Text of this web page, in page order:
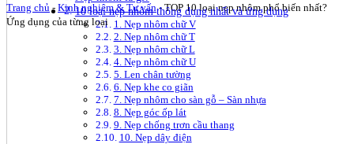
Trang chủ - Kinh nghiệm & Tư vấn-TOP 10 loại nẹp nhôm phổ biến nhất?
Ứng dụng của từng loại
10 loại nẹp nhôm thông dụng nhất và ứng dụng
1. Nẹp nhôm chữ V
2. Nẹp nhôm chữ T
3. Nẹp nhôm chữ L
4. Nẹp nhôm chữ U
5. Len chân tường
6. Nẹp khe co giãn
7. Nẹp nhôm cho sàn gỗ – Sàn nhựa
8. Nẹp góc ốp lát
9. Nẹp chống trơn cầu thang
10. Nẹp dây điện